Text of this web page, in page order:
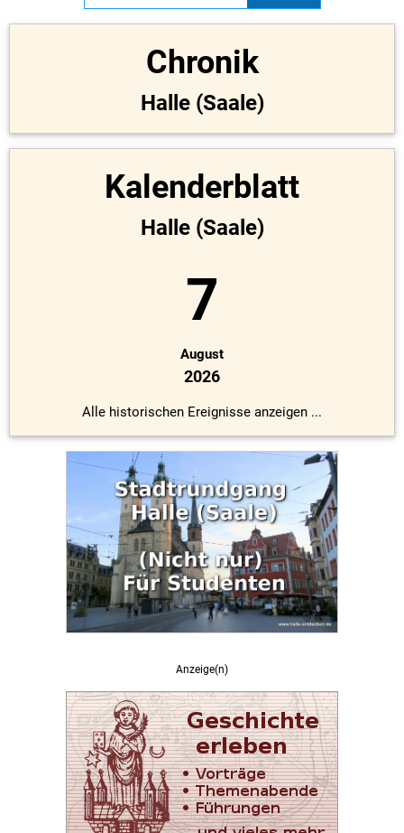
Chronik
Halle (Saale)
Kalenderblatt
Halle (Saale)
7
August
2026
Alle historischen Ereignisse anzeigen ...
Anzeige(n)